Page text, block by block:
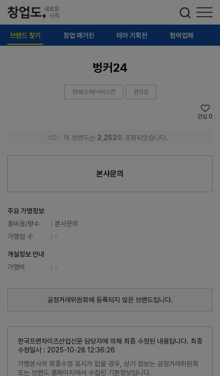
브랜드 찾기 창업 매거진 테마 기획전 협력업체
벙커24
판매/소매/서비스관 편의점
관심 0
이 브랜드는 2,252회 조회되었습니다.
본사문의
주요 가맹정보
총비용/평수
: 본사문의
가맹점 수
: -
개설정보 안내
가맹비
: -
공정거래위원회에 등록되지 않은 브랜드입니다.
한국프랜차이즈산업신문 담당자에 의해 최종 수정된 내용입니다. 최종
수정일시 : 2025-10-28 12:36:26
가맹본사의 최종수정 표시가 없을 경우, 상기 정보는 공정거래위원회
또는 브랜드 홈페이지에서 수집된 기본정보입니다.